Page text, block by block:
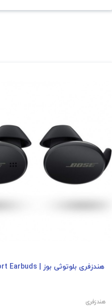
هندزفری بلوتوثی بوز | Bose Sport Earbuds
هندزفری